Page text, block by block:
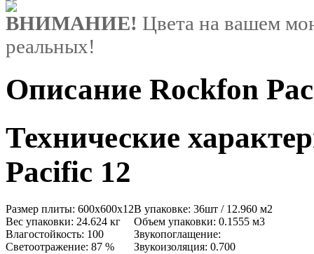
ВНИМАНИЕ! Цвета на вашем
реальных!
Описание Rockfon
Технические
Pacific 12
Размер плиты: 600x600x12В упаковке: 36шт / 12.960 м2
Вес упаковки: 24.624 кг
Объем упаковки: 0.1555 м3
Влагостойкость: 100
Звукопоглащение:
Светоотражение: 87 %
Звукоизоляция: 0.700